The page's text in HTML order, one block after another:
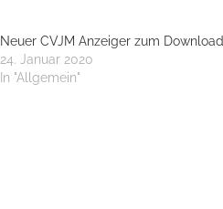
Neuer CVJM Anzeiger zum Download
24. Januar 2020
In "Allgemein"